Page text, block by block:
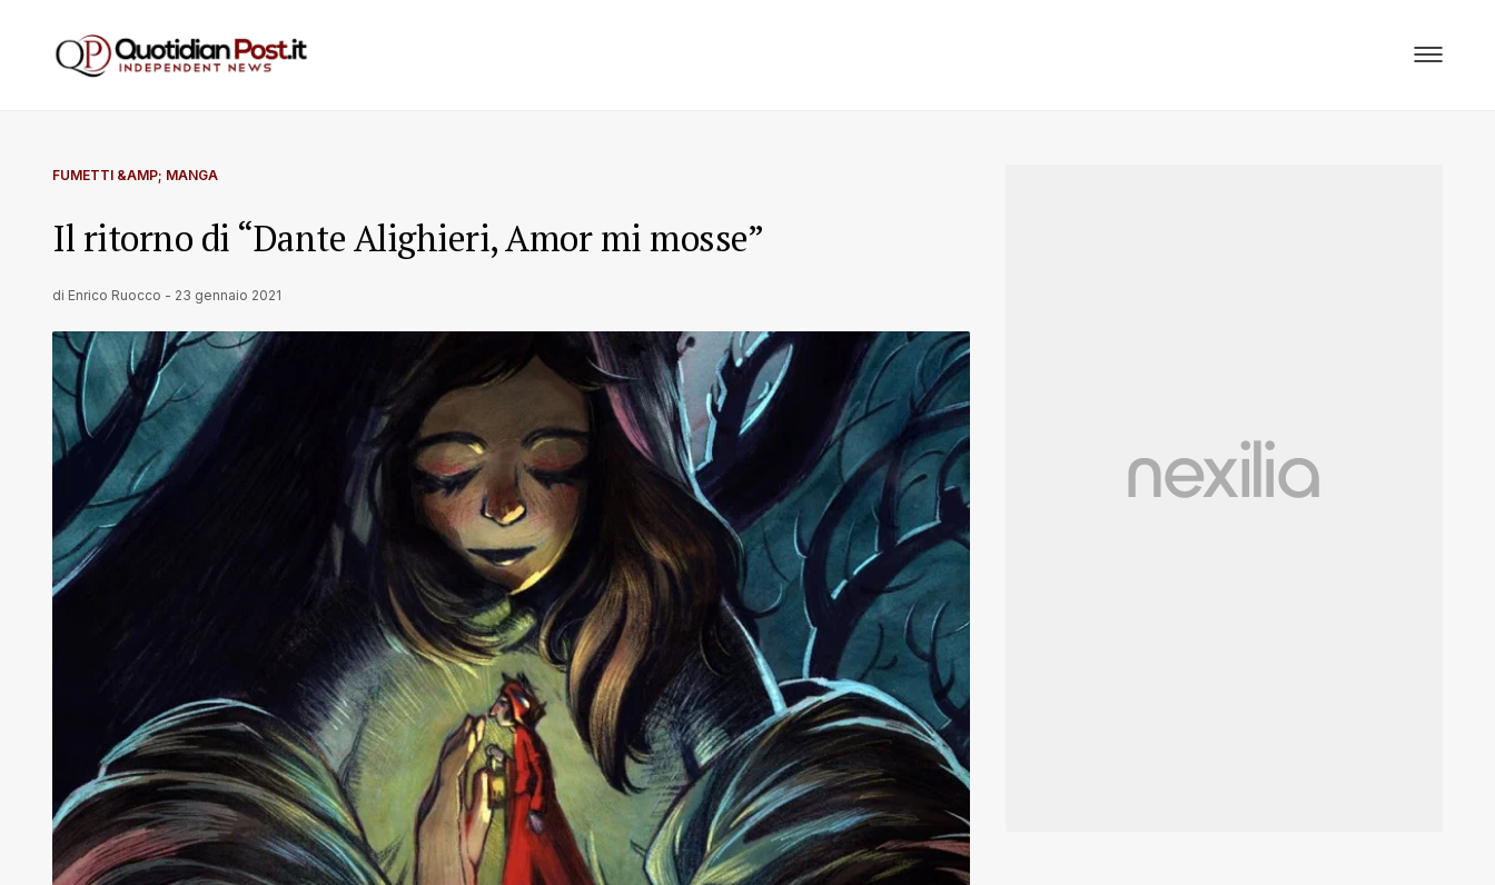
FUMETTI &AMP; MANGA
Il ritorno di “Dante Alighieri, Amor mi mosse”
di Enrico Ruocco - 23 gennaio 2021